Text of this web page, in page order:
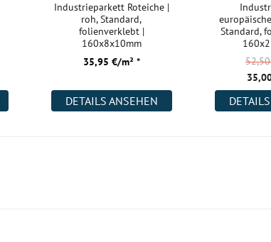
Industrieparkett Roteiche |
roh, Standard,
folienverklebt |
160x8x10mm
35,95 €/m² *
DETAILS ANSEHEN
Standard,